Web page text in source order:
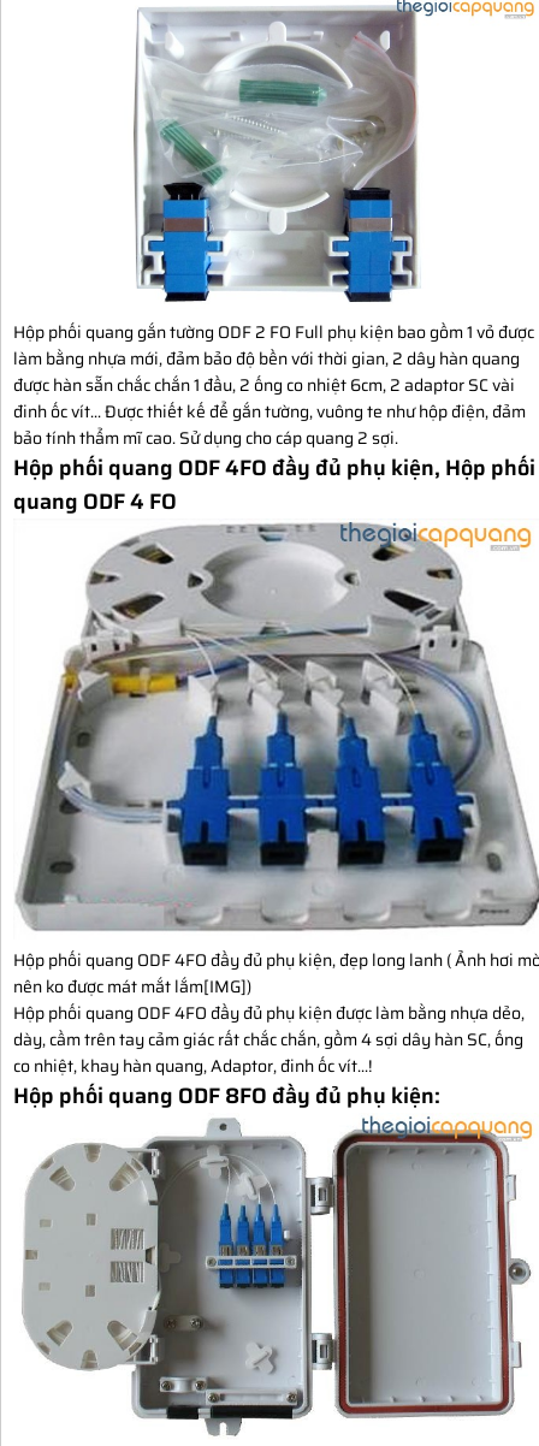
Hộp phối quang gắn tường ODF 2 FO Full phụ kiện bao gồm 1 vỏ được
làm bằng nhựa mới, đảm bảo độ bền với thời gian, 2 dây hàn quang
được hàn sẵn chắc chắn 1 đầu, 2 ống co nhiệt 6cm, 2 adaptor SC vài
đinh ốc vít... Được thiết kế để gắn tường, vuông te như hộp điện, đảm
bảo tính thẩm mĩ cao. Sử dụng cho cáp quang 2 sợi.
Hộp phối quang ODF 4FO đầy đủ phụ kiện, Hộp phối
quang ODF 4 FO
Hộp phối quang ODF 4FO đầy đủ phụ kiện, đẹp long lanh ( Ảnh hơi
nên ko được mát mắt lắm[​IMG])
Hộp phối quang ODF 4FO đầy đủ phụ kiện được làm bằng nhựa dẻo,
dày, cầm trên tay cảm giác rất chắc chắn, gồm 4 sợi dây hàn SC, ống
co nhiệt, khay hàn quang, Adaptor, đinh ốc vít...!
Hộp phối quang ODF 8FO đầy đủ phụ kiện: